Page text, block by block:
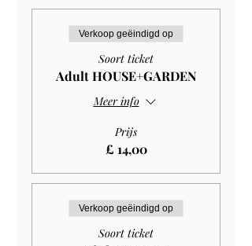
Verkoop geëindigd op
Soort ticket
Adult HOUSE+GARDEN
Meer info
Prijs
£ 14,00
Verkoop geëindigd op
Soort ticket